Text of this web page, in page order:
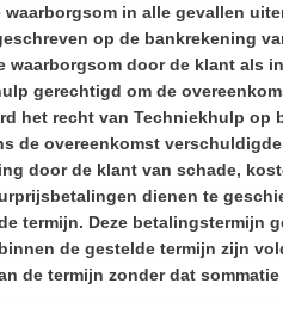
waarborgsom in alle gevallen
op de bankrekening
waarborgsom door de klant als
gerechtigd om de
het recht van Techniekhulp op
de overeenkomst
door de klant van schade,
dienen te
termijn. Deze betalingstermijn
de gestelde termijn zijn
de termijn zonder dat